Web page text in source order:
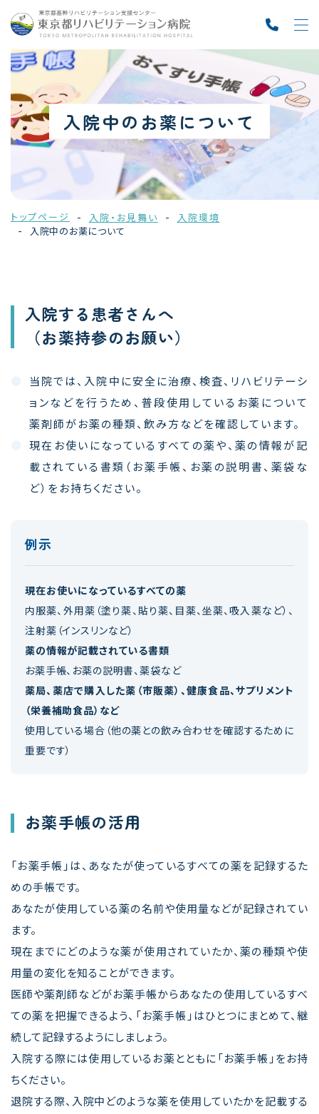
入院中のお薬について
トップページ 入院・お見舞い
入院環境
入院中のお薬について
入院する患者さんへ
（お薬持参のお願い）
当院では、入院中に安全に治療、検査、リハビリテーシ
ョンなどを行うため、普段使用しているお薬について
薬剤師がお薬の種類、飲み方などを確認しています。
現在お使いになっているすべての薬や、薬の情報が記
載されている書類（お薬手帳、お薬の説明書、薬袋な
ど）をお持ちください。
例示
現在お使いになっているすべての薬
内服薬、外用薬（塗り薬、貼り薬、目薬、坐薬、吸入薬など）、
注射薬（インスリンなど）
薬の情報が記載されている書類
お薬手帳、お薬の説明書、薬袋など
薬局、薬店で購入した薬（市販薬）、健康食品、サプリメント
（栄養補助食品）など
使用している場合（他の薬との飲み合わせを確認するために
重要です）
お薬手帳の活用
「お薬手帳」は、あなたが使っているすべての薬を記録するた
めの手帳です。
あなたが使用している薬の名前や使用量などが記録されてい
ます。
現在までにどのような薬が使用されていたか、薬の種類や使
用量の変化を知ることができます。
医師や薬剤師などがお薬手帳からあなたの使用しているすべ
ての薬を把握できるよう、「お薬手帳」はひとつにまとめて、継
続して記録するようにしましょう。
入院する際には使用しているお薬とともに「お薬手帳」をお持
ちください。
退院する際、入院中どのような薬を使用していたかを記載する